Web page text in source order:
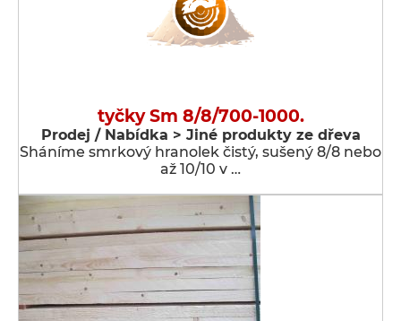
tyčky Sm 8/8/700-1000.
Prodej / Nabídka > Jiné produkty ze dřeva
Sháníme smrkový hranolek čistý, sušený 8/8 nebo
až 10/10 v …